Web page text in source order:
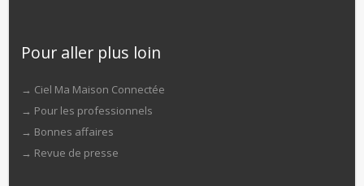
Pour aller plus loin
→ Ciel Ma Maison Connectée
→ Pour les professionnels
→ Bonnes affaires
→ Revue de presse